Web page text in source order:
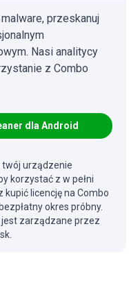
przeskanuj
Nasi analitycy
z Combo
dla Android
twój urządzenie
korzystać z w pełni
licencję na Combo
okres próbny.
jest zarządzane przez